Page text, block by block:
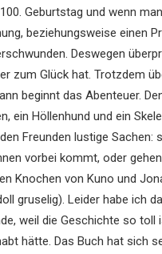
Geburtstag und wenn
beziehungsweise einen
Deswegen
zum Glück hat. Trotzdem
beginnt das Abenteuer.
ein Höllenhund und ein
Freunden lustige Sachen:
vorbei kommt, oder
Knochen von Kuno und
gruselig). Leider habe ich
weil die Geschichte so toll
hätte. Das Buch hat sich